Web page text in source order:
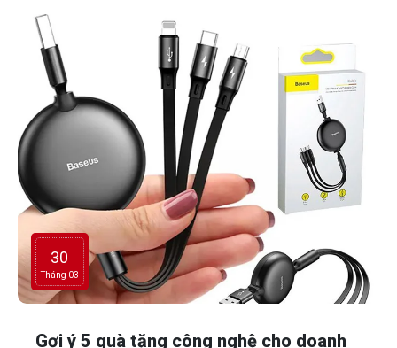
hơn.
30
Tháng 03
Gợi ý 5 quà tặng công nghệ cho doanh